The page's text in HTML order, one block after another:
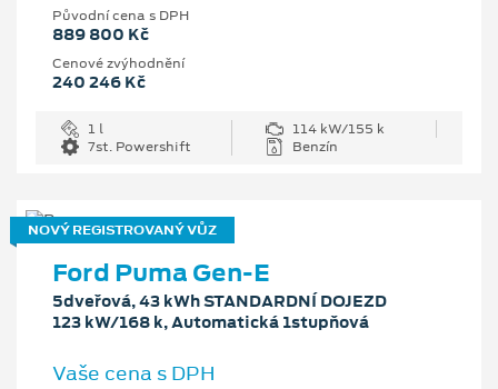
Původní cena s DPH
889 800 Kč
Cenové zvýhodnění
240 246 Kč
1 l
114 kW/155 k
7st. Powershift
Benzín
NOVÝ REGISTROVANÝ VŮZ
Ford Puma Gen-E
5dveřová, 43 kWh STANDARDNÍ DOJEZD
123 kW/168 k, Automatická 1stupňová
Vaše cena s DPH